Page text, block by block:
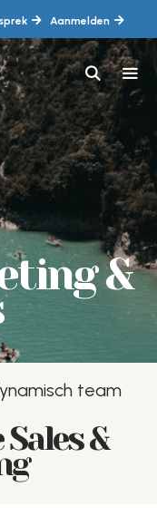
Aanmelden
&
team
&